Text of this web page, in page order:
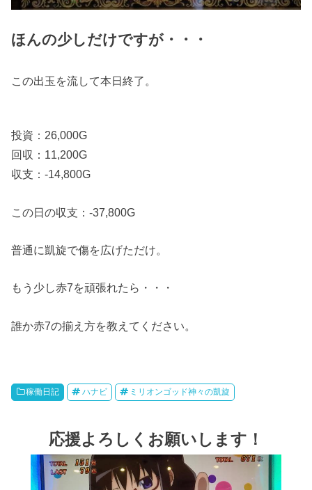
ほんの少しだけですが・・・
この出玉を流して本日終了。
投資：26,000G
回収：11,200G
収支：-14,800G
この日の収支：-37,800G
普通に凱旋で傷を広げただけ。
もう少し赤7を頑張れたら・・・
誰か赤7の揃え方を教えてください。
稼働日記 ハナビ ミリオンゴッド神々の凱旋
応援よろしくお願いします！